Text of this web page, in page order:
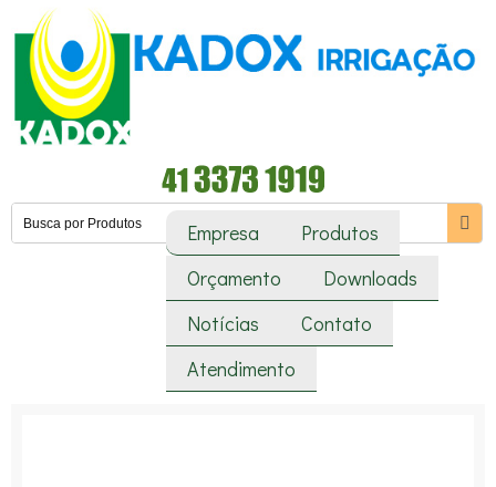
Empresa
Produtos
Orçamento
Downloads
Notícias
Contato
Atendimento